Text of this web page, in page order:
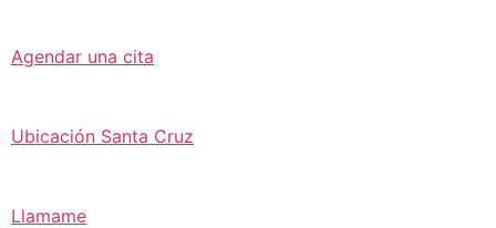
Agendar una cita
Ubicación Santa Cruz
Llamame